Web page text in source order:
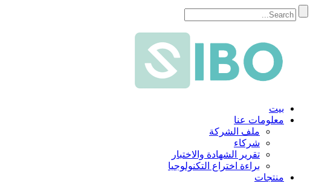
بيت
معلومات عنا
ملف الشركة
شركاء
تقرير الشهادة والاختبار
براءة اختراع التكنولوجيا
منتجات